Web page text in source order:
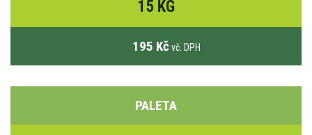
15 KG
195 Kč vč. DPH
PALETA